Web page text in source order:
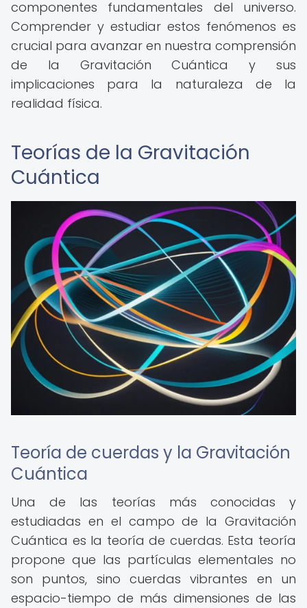
componentes fundamentales del universo.
Comprender y estudiar estos fenómenos es
crucial para avanzar en nuestra comprensión
de la Gravitación Cuántica y sus
implicaciones para la naturaleza de la
realidad física.
Teorías de la Gravitación
Cuántica
Teoría de cuerdas y la Gravitación
Cuántica
Una de las teorías más conocidas y
estudiadas en el campo de la Gravitación
Cuántica es la teoría de cuerdas. Esta teoría
propone que las partículas elementales no
son puntos, sino cuerdas vibrantes en un
espacio-tiempo de más dimensiones de las